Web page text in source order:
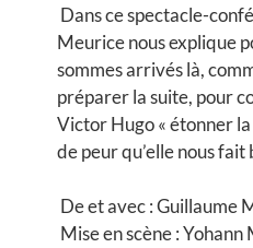
Dans ce spectacle-
Meurice nous explique
sommes arrivés là,
préparer la suite, pour
Victor Hugo « étonner
de peur qu’elle nous
De et avec : Guillaume
Mise en scène : Yohann